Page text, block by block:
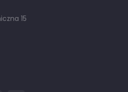
15